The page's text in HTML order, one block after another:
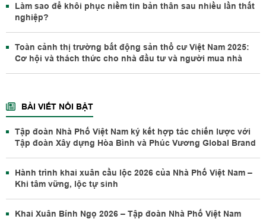
Làm sao để khôi phục niềm tin bản thân sau nhiều lần thất
nghiệp?
Toàn cảnh thị trường bất động sản thổ cư Việt Nam 2025:
Cơ hội và thách thức cho nhà đầu tư và người mua nhà
BÀI VIẾT NỔI BẬT
Tập đoàn Nhà Phố Việt Nam ký kết hợp tác chiến lược với
Tập đoàn Xây dựng Hòa Bình và Phúc Vương Global Brand
Hành trình khai xuân cầu lộc 2026 của Nhà Phố Việt Nam –
Khi tâm vững, lộc tự sinh
Khai Xuân Bính Ngọ 2026 – Tập đoàn Nhà Phố Việt Nam